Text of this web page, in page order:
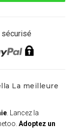
La meilleure
. Lancez la
Adoptez un